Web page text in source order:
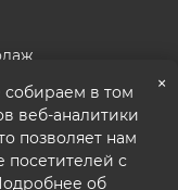
офис 27
×
собираем в том
веб-аналитики
позволяет нам
посетителей с
об